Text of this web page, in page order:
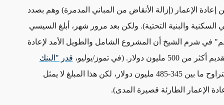
إعادة الإعمار(إزالة الأنقاض من المباني المدمرة) وهم بصدد
السكنية والبنية التحتية). ولكن بعد مرور شهر، أبلغ السيسي
في شرم الشيخ أن المشروع الشامل والطويل الأمد لإعادة
دولار. (في تموز/يوليو،
قدر "البنك
أن تكلفة إعادة الإعمار ستتراوح ما بين 345-485 مليون دولار، لكن هذا المبلغ لا يمثل
الإعمار الطارئة قصيرة المدى).